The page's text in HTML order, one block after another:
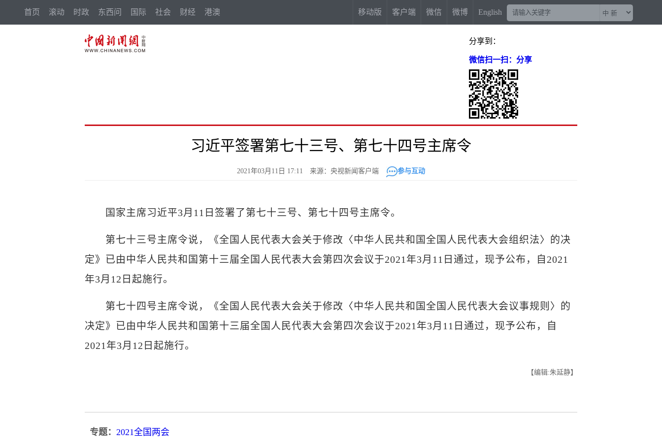
首页 滚动 时政 东西问 国际 社会 财经 港澳 移动版 客户端 微信 微博 English
分享到：
微信扫一扫：分享
习近平签署第七十三号、第七十四号主席令
2021年03月11日 17:11 来源：央视新闻客户端 参与互动
国家主席习近平3月11日签署了第七十三号、第七十四号主席令。
第七十三号主席令说，《全国人民代表大会关于修改〈中华人民共和国全国人民代表大会组织法〉的决
定》已由中华人民共和国第十三届全国人民代表大会第四次会议于2021年3月11日通过，现予公布，自2021
年3月12日起施行。
第七十四号主席令说，《全国人民代表大会关于修改〈中华人民共和国全国人民代表大会议事规则〉的
决定》已由中华人民共和国第十三届全国人民代表大会第四次会议于2021年3月11日通过，现予公布，自
2021年3月12日起施行。
【编辑:朱延静】
专题： 2021全国两会